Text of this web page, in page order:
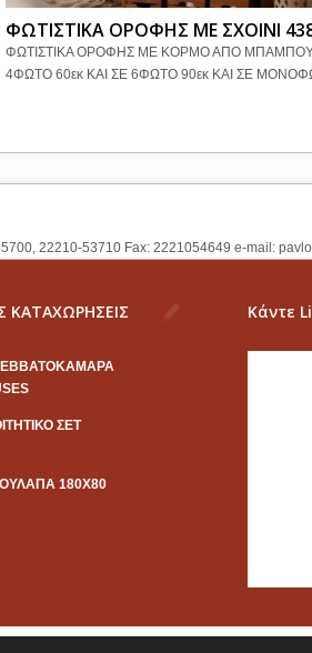
ΦΩΤΙΣΤΙΚΑ ΟΡΟΦΗΣ ΜΕ ΣΧΟΙΝΙ
ΦΩΤΙΣΤΙΚΑ ΟΡΟΦΗΣ ΜΕ ΚΟΡΜΟ ΑΠΟ ΜΠΑΜΠΟΥ
4ΦΩΤΟ 60εκ ΚΑΙ ΣΕ 6ΦΩΤΟ 90εκ ΚΑΙ ΣΕ
22210-53710 Fax: 2221054649 e-mail:
ΚΑΤΑΧΩΡΗΣΕΙΣ
ΣΕΤ
180Χ80
Κάντε